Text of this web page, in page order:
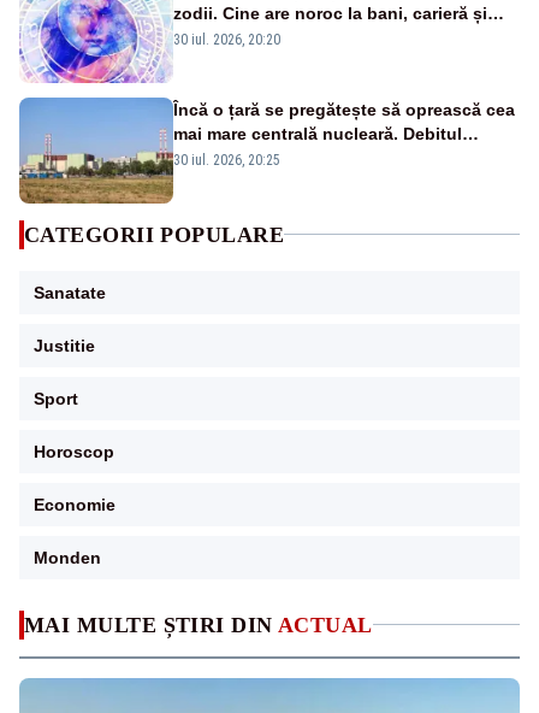
MAI MULTE ȘTIRI DIN ACTUAL
zodii. Cine are noroc la bani, carieră și
iubire
30 iul. 2026, 20:20
Încă o țară se pregătește să oprească cea
mai mare centrală nucleară. Debitul
Dunării a ajuns la un nivel critic
30 iul. 2026, 20:25
CATEGORII POPULARE
Sanatate
Justitie
Sport
Horoscop
Economie
Monden